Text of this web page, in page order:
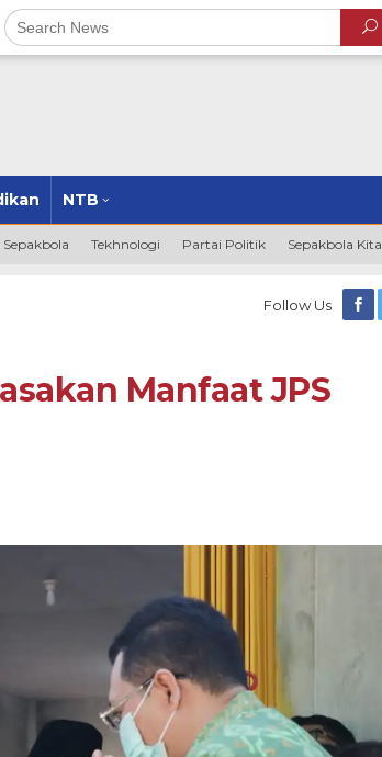
NTB
Sepakbola Tekhnologi Partai Politik Sepakbola Kita
Follow Us
Manfaat JPS